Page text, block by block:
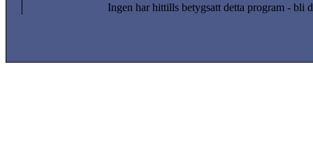
Ingen har hittills betygsatt detta program - bli